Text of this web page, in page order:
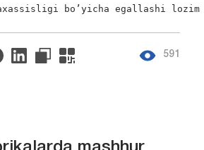
bo’yicha egallashi
591